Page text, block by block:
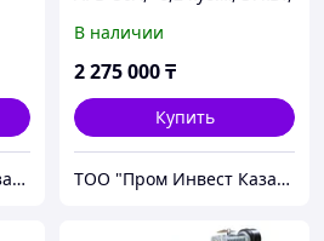
ТОО "Пром Инвест Казахстан"
В наличии
2 275 000₸
Купить
ТОО "Пром Инвест Казахстан"